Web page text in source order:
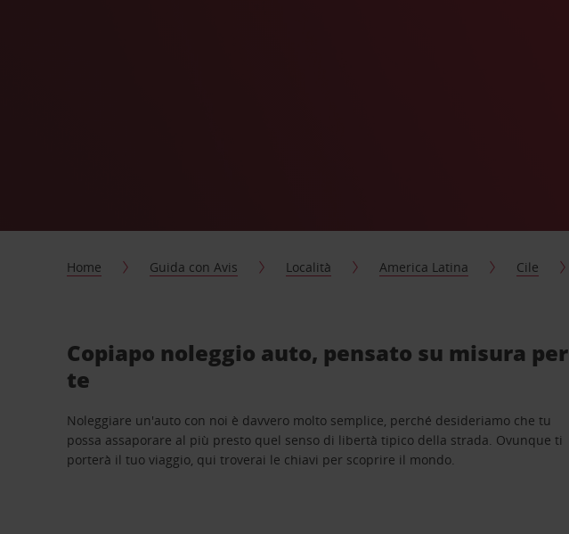
Home Guida con Avis Località America Latina Cile
Copiapo noleggio auto, pensato su misura per
te
Noleggiare un'auto con noi è davvero molto semplice, perché desideriamo che tu
possa assaporare al più presto quel senso di libertà tipico della strada. Ovunque ti
porterà il tuo viaggio, qui troverai le chiavi per scoprire il mondo.